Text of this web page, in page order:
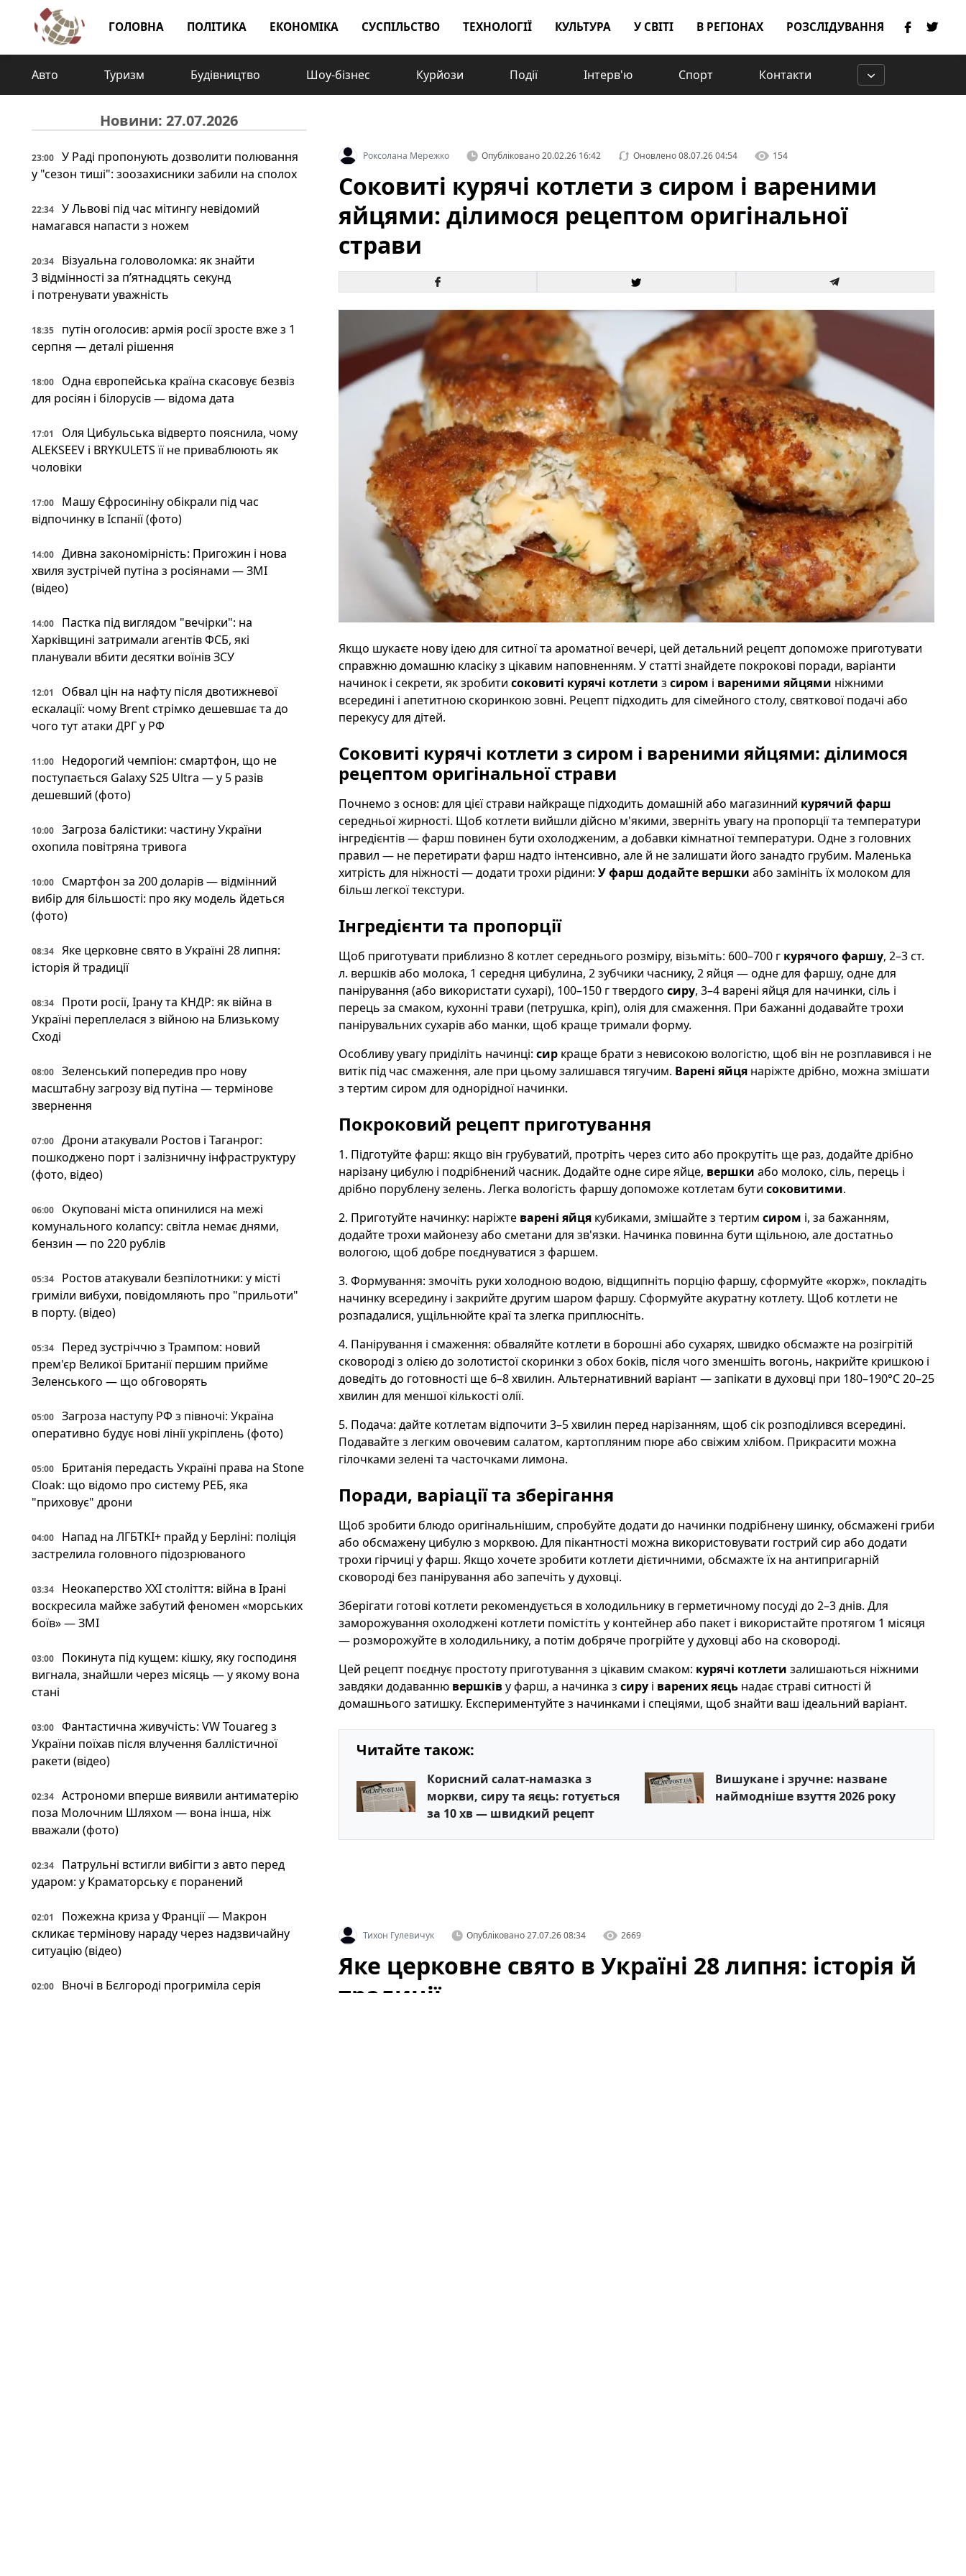
ГОЛОВНА ПОЛІТИКА ЕКОНОМІКА СУСПІЛЬСТВО ТЕХНОЛОГІЇ КУЛЬТУРА У СВІТІ В РЕГІОНАХ РОЗСЛІДУВАННЯ
Авто Туризм Будівництво Шоу-бізнес Курйози Події Інтерв'ю Спорт Контакти
Новини: 27.07.2026
23:00
У Раді пропонують дозволити полювання
у "сезон тиші": зоозахисники забили на сполох
22:34
У Львові під час мітингу невідомий
намагався напасти з ножем
20:34
Візуальна головоломка: як знайти
3 відмінності за п’ятнадцять секунд
і потренувати уважність
18:35
путін оголосив: армія росії зросте вже з 1
серпня — деталі рішення
18:00
Одна європейська країна скасовує безвіз
для росіян і білорусів — відома дата
17:01
Оля Цибульська відверто пояснила, чому
ALEKSEEV і BRYKULETS її не приваблюють як
чоловіки
17:00
Машу Єфросиніну обікрали під час
відпочинку в Іспанії (фото)
14:00
Дивна закономірність: Пригожин і нова
хвиля зустрічей путіна з росіянами — ЗМІ
(відео)
14:00
Пастка під виглядом "вечірки": на
Харківщині затримали агентів ФСБ, які
планували вбити десятки воїнів ЗСУ
12:01
Обвал цін на нафту після двотижневої
ескалації: чому Brent стрімко дешевшає та до
чого тут атаки ДРГ у РФ
11:00
Недорогий чемпіон: смартфон, що не
поступається Galaxy S25 Ultra — у 5 разів
дешевший (фото)
10:00
Загроза балістики: частину України
охопила повітряна тривога
10:00
Смартфон за 200 доларів — відмінний
вибір для більшості: про яку модель йдеться
(фото)
08:34
Яке церковне свято в Україні 28 липня:
історія й традиції
08:34
Проти росії, Ірану та КНДР: як війна в
Україні переплелася з війною на Близькому
Сході
08:00
Зеленський попередив про нову
масштабну загрозу від путіна — термінове
звернення
07:00
Дрони атакували Ростов і Таганрог:
пошкоджено порт і залізничну інфраструктуру
(фото, відео)
06:00
Окуповані міста опинилися на межі
комунального колапсу: світла немає днями,
бензин — по 220 рублів
05:34
Ростов атакували безпілотники: у місті
гриміли вибухи, повідомляють про "прильоти"
в порту. (відео)
05:34
Перед зустріччю з Трампом: новий
прем'єр Великої Британії першим прийме
Зеленського — що обговорять
05:00
Загроза наступу РФ з півночі: Україна
оперативно будує нові лінії укріплень (фото)
05:00
Британія передасть Україні права на Stone
Cloak: що відомо про систему РЕБ, яка
"приховує" дрони
04:00
Напад на ЛГБТКІ+ прайд у Берліні: поліція
застрелила головного підозрюваного
03:34
Неокаперство XXI століття: війна в Ірані
воскресила майже забутий феномен «морських
боїв» — ЗМІ
03:00
Покинута під кущем: кішку, яку господиня
вигнала, знайшли через місяць — у якому вона
стані
03:00
Фантастична живучість: VW Touareg з
України поїхав після влучення баллістичної
ракети (відео)
02:34
Астрономи вперше виявили антиматерію
поза Молочним Шляхом — вона інша, ніж
вважали (фото)
02:34
Патрульні встигли вибігти з авто перед
ударом: у Краматорську є поранений
02:01
Пожежна криза у Франції — Макрон
скликає термінову нараду через надзвичайну
ситуацію (відео)
02:00
Вночі в Бєлгороді прогриміла серія
Роксолана Мережко Опубліковано20.02.26 16:42 Оновлено08.07.26 04:54 154
Соковиті курячі котлети з сиром і вареними
яйцями: ділимося рецептом оригінальної
страви
Якщо шукаєте нову ідею для ситної та ароматної вечері, цей детальний рецепт допоможе приготувати
справжню домашню класіку з цікавим наповненням. У статті знайдете покрокові поради, варіанти
начинок і секрети, як зробити соковиті курячі котлети з сиром і вареними яйцями ніжними
всередині і апетитною скоринкою зовні. Рецепт підходить для сімейного столу, святкової подачі або
перекусу для дітей.
Соковиті курячі котлети з сиром і вареними яйцями: ділимося
рецептом оригінальної страви
Почнемо з основ: для цієї страви найкраще підходить домашній або магазинний курячий фарш
середньої жирності. Щоб котлети вийшли дійсно м'якими, зверніть увагу на пропорції та температури
інгредієнтів — фарш повинен бути охолодженим, а добавки кімнатної температури. Одне з головних
правил — не перетирати фарш надто інтенсивно, але й не залишати його занадто грубим. Маленька
хитрість для ніжності — додати трохи рідини: У фарш додайте вершки або замініть їх молоком для
більш легкої текстури.
Інгредієнти та пропорції
Щоб приготувати приблизно 8 котлет середнього розміру, візьміть: 600–700 г курячого фаршу, 2–3 ст.
л. вершків або молока, 1 середня цибулина, 2 зубчики часнику, 2 яйця — одне для фаршу, одне для
панірування (або використати сухарі), 100–150 г твердого сиру, 3–4 варені яйця для начинки, сіль і
перець за смаком, кухонні трави (петрушка, кріп), олія для смаження. При бажанні додавайте трохи
панірувальних сухарів або манки, щоб краще тримали форму.
Особливу увагу приділіть начинці: сиркраще брати з невисокою вологістю, щоб він не розплавився і не
витік під час смаження, але при цьому залишався тягучим. Варені яйцянаріжте дрібно, можна змішати
з тертим сиром для однорідної начинки.
Покроковий рецепт приготування
1. Підготуйте фарш: якщо він грубуватий, протріть через сито або прокрутіть ще раз, додайте дрібно
нарізану цибулю і подрібнений часник. Додайте одне сире яйце, вершки або молоко, сіль, перець і
дрібно порублену зелень. Легка вологість фаршу допоможе котлетам бути соковитими.
2. Приготуйте начинку: наріжте варені яйцякубиками, змішайте з тертим сиром і, за бажанням,
додайте трохи майонезу або сметани для зв'язки. Начинка повинна бути щільною, але достатньо
вологою, щоб добре поєднуватися з фаршем.
3. Формування: змочіть руки холодною водою, відщипніть порцію фаршу, сформуйте «корж», покладіть
начинку всередину і закрийте другим шаром фаршу. Сформуйте акуратну котлету. Щоб котлети не
розпадалися, ущільнюйте краї та злегка приплюсніть.
4. Панірування і смаження: обваляйте котлети в борошні або сухарях, швидко обсмажте на розігрітій
сковороді з олією до золотистої скоринки з обох боків, після чого зменшіть вогонь, накрийте кришкою і
доведіть до готовності ще 6–8 хвилин. Альтернативний варіант — запікати в духовці при 180–190°C 20–25
хвилин для меншої кількості олії.
5. Подача: дайте котлетам відпочити 3–5 хвилин перед нарізанням, щоб сік розподілився всередині.
Подавайте з легким овочевим салатом, картопляним пюре або свіжим хлібом. Прикрасити можна
гілочками зелені та часточками лимона.
Поради, варіації та зберігання
Щоб зробити блюдо оригінальнішим, спробуйте додати до начинки подрібнену шинку, обсмажені гриби
або обсмажену цибулю з морквою. Для пікантності можна використовувати гострий сир або додати
трохи гірчиці у фарш. Якщо хочете зробити котлети дієтичними, обсмажте їх на антипригарній
сковороді без панірування або запечіть у духовці.
Зберігати готові котлети рекомендується в холодильнику в герметичному посуді до 2–3 днів. Для
заморожування охолоджені котлети помістіть у контейнер або пакет і використайте протягом 1 місяця
— розморожуйте в холодильнику, а потім добряче прогрійте у духовці або на сковороді.
Цей рецепт поєднує простоту приготування з цікавим смаком: курячі котлети залишаються ніжними
завдяки додаванню вершківу фарш, а начинка з сируі варених яєцьнадає страві ситності й
домашнього затишку. Експериментуйте з начинками і спеціями, щоб знайти ваш ідеальний варіант.
Читайте також:
Корисний салат-намазка з
моркви, сиру та яєць: готується
за 10 хв — швидкий рецепт
Вишукане і зручне: назване
наймодніше взуття 2026 року
Тихон Гулевичук Опубліковано27.07.26 08:34 2669
Яке церковне свято в Україні 28 липня: історія й
традиції